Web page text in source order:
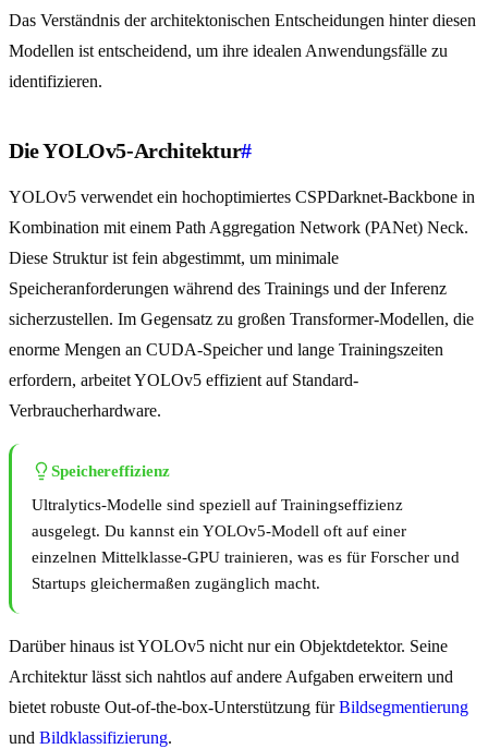
Das Verständnis der architektonischen Entscheidungen hinter diesen
Modellen ist entscheidend, um ihre idealen Anwendungsfälle zu
identifizieren.
Die YOLOv5-Architektur#
YOLOv5 verwendet ein hochoptimiertes CSPDarknet-Backbone in
Kombination mit einem Path Aggregation Network (PANet) Neck.
Diese Struktur ist fein abgestimmt, um minimale
Speicheranforderungen während des Trainings und der Inferenz
sicherzustellen. Im Gegensatz zu großen Transformer-Modellen, die
enorme Mengen an CUDA-Speicher und lange Trainingszeiten
erfordern, arbeitet YOLOv5 effizient auf Standard-
Verbraucherhardware.
Speichereffizienz
Ultralytics-Modelle sind speziell auf Trainingseffizienz
ausgelegt. Du kannst ein YOLOv5-Modell oft auf einer
einzelnen Mittelklasse-GPU trainieren, was es für Forscher und
Startups gleichermaßen zugänglich macht.
Darüber hinaus ist YOLOv5 nicht nur ein Objektdetektor. Seine
Architektur lässt sich nahtlos auf andere Aufgaben erweitern und
bietet robuste Out-of-the-box-Unterstützung fürBildsegmentierung
und Bildklassifizierung.